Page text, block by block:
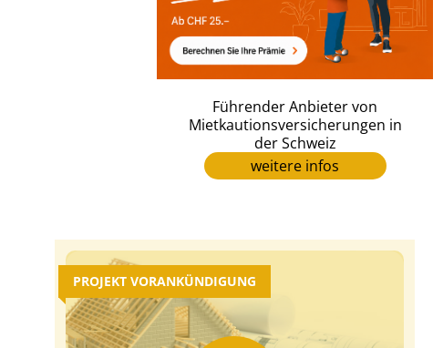
Führender Anbieter von
Mietkautionsversicherungen in
der Schweiz
weitere infos
PROJEKT VORANKÜNDIGUNG